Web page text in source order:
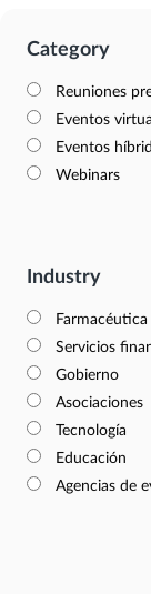
Category
Reuniones
Eventos
Eventos
Webinars
Industry
Farmacéutica
Servicios
Gobierno
Asociaciones
Tecnología
Educación
Agencias de